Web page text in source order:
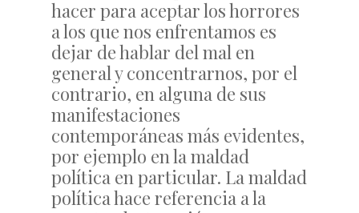
hacer para aceptar los horrores
a los que nos enfrentamos es
dejar de hablar del mal en
general y concentrarnos, por el
contrario, en alguna de sus
manifestaciones
contemporáneas más evidentes,
por ejemplo en la maldad
política en particular. La maldad
política hace referencia a la